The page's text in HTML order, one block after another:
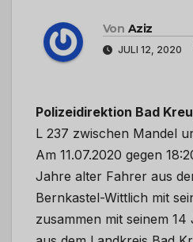
Von Aziz
JULI 12, 2020
Polizeidirektion Bad
L 237 zwischen Mandel
Am 11.07.2020 gegen
Jahre alter Fahrer aus
Bernkastel-Wittlich mit
zusammen mit seinem